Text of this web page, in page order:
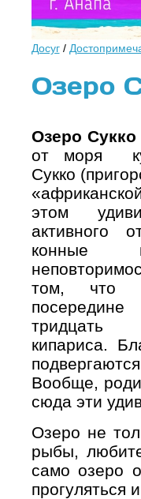
Досуг/
Озеро
Озеро Сукко
от моря
Сукко
этом
активного
конные
том, что
тридцать
кипариса.
Вообще,
сюда эти
Озеро не
рыбы,
само озеро
прогуляться